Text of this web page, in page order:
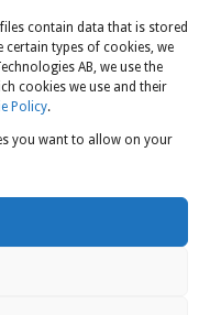
contain data that is stored
types of cookies, we
AB, we use the
cookies we use and their
Policy.
you want to allow on your